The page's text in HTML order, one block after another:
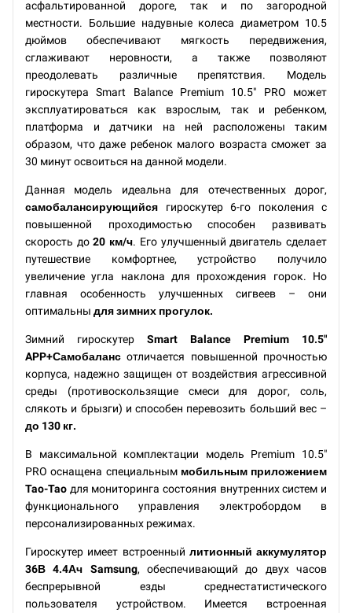
асфальтированной дороге, так и по загородной
местности. Большие надувные колеса диаметром 10.5
дюймов обеспечивают мягкость передвижения,
сглаживают неровности, а также позволяют
преодолевать различные препятствия. Модель
гироскутера Smart Balance Premium 10.5" PRO может
эксплуатироваться как взрослым, так и ребенком,
платформа и датчики на ней расположены таким
образом, что даже ребенок малого возраста сможет за
30 минут освоиться на данной модели.
Данная модель идеальна для отечественных дорог,
самобалансирующийся гироскутер 6-го поколения с
повышенной проходимостью способен развивать
скорость до20 км/ч. Его улучшенный двигатель сделает
путешествие комфортнее, устройство получило
увеличение угла наклона для прохождения горок. Но
главная особенность улучшенных сигвеев – они
оптимальны для зимних прогулок.
Зимний гироскутер Smart Balance Premium 10.5"
APP+Самобаланс отличается повышенной прочностью
корпуса, надежно защищен от воздействия агрессивной
среды (противоскользящие смеси для дорог, соль,
слякоть и брызги) и способен перевозить больший вес –
до 130 кг.
В максимальной комплектации модель Premium 10.5"
PRO оснащена специальным мобильным приложением
Tao-Tao для мониторинга состояния внутренних систем и
функционального управления электробордом в
персонализированных режимах.
Гироскутер имеет встроенный литионный аккумулятор
36В 4.4Ач Samsung, обеспечивающий до двух часов
беспрерывной езды среднестатистического
пользователя устройством. Имеется встроенная